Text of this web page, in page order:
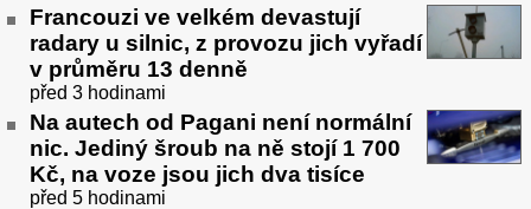
Francouzi ve velkém devastují
radary u silnic, z provozu jich vyřadí
v průměru 13 denně
před 3 hodinami
Na autech od Pagani není normální
nic. Jediný šroub na ně stojí 1 700
Kč, na voze jsou jich dva tisíce
před 5 hodinami